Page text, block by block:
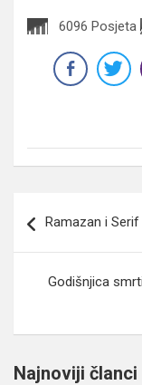
6096 Posjeta
članaka
Ramazan i
Godišnjica
Najnoviji članci